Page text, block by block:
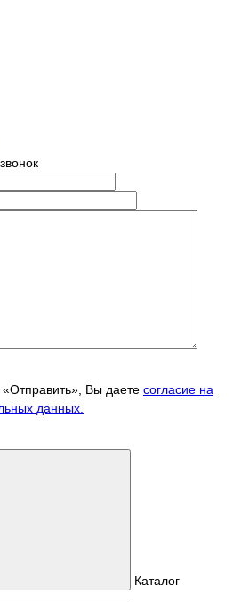
Вы даете согласие на
данных.
Каталог